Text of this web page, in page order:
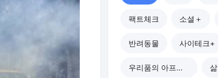
팩트체크 소셜＋
반려동물 사이테크+
우리품의 아프리카인 삶